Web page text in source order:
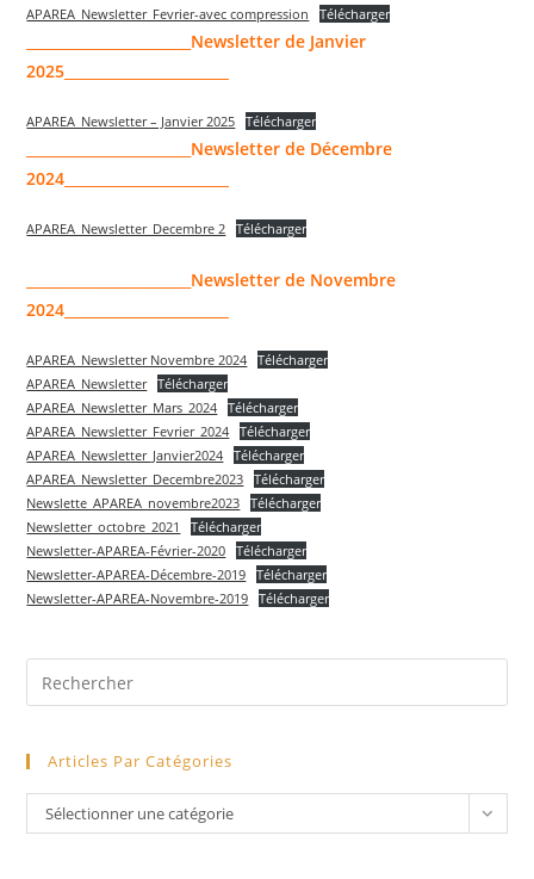
APAREA_Newsletter_Fevrier-avec compression Télécharger
Newsletter de Janvier
2025_______________________
APAREA_Newsletter – Janvier 2025 Télécharger
Newsletter de Décembre
2024_______________________
APAREA_Newsletter_Decembre 2 Télécharger
Newsletter de Novembre
2024_______________________
APAREA_Newsletter Novembre 2024 Télécharger
APAREA_Newsletter Télécharger
APAREA_Newsletter_Mars_2024 Télécharger
APAREA_Newsletter_Fevrier_2024 Télécharger
APAREA_Newsletter_Janvier2024 Télécharger
APAREA_Newsletter_Decembre2023 Télécharger
Newslette_APAREA_novembre2023 Télécharger
Newsletter_octobre_2021
Télécharger
Newsletter-APAREA-Février-2020 Télécharger
Newsletter-APAREA-Décembre-2019 Télécharger
Newsletter-APAREA-Novembre-2019 Télécharger
the
Articles Par Catégories
Articles
par
Sélectionner une catégorie